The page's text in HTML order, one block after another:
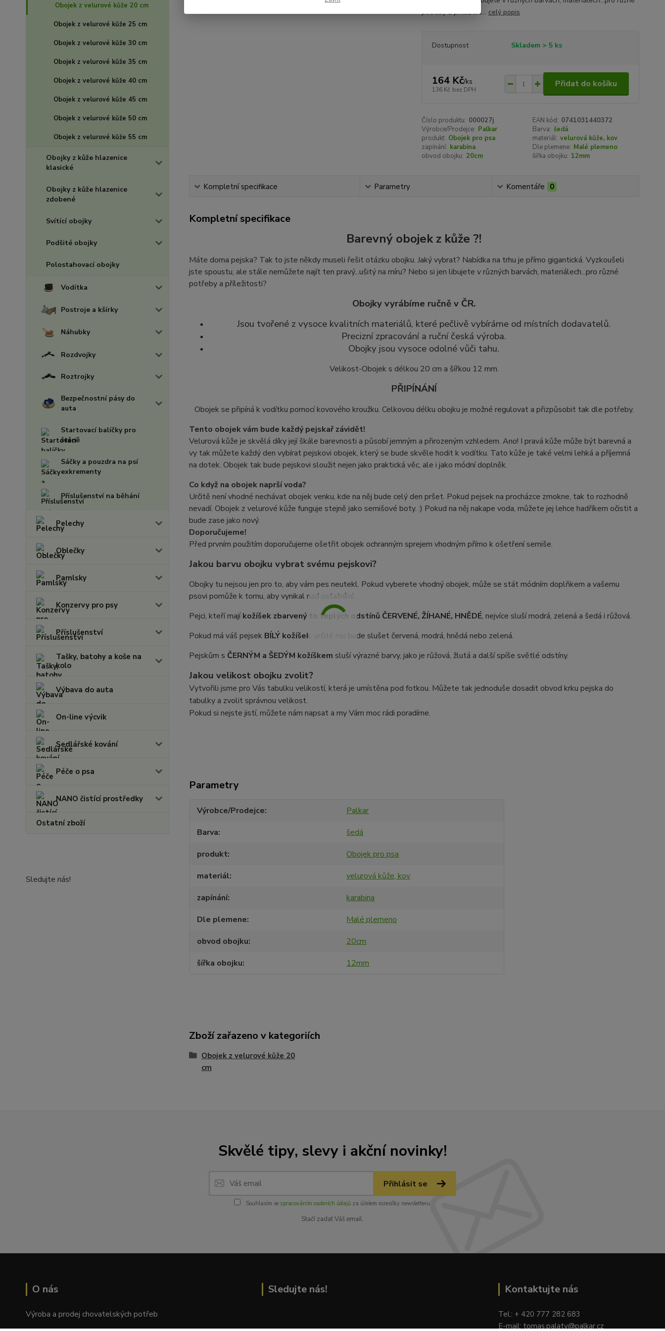
Obojek z velurové kůže 20 cm
Obojek z velurové kůže 25 cm
Obojek z velurové kůže 30 cm
Obojek z velurové kůže 35 cm
Obojek z velurové kůže 40 cm
Obojek z velurové kůže 45 cm
Obojek z velurové kůže 50 cm
Obojek z velurové kůže 55 cm
Obojky z kůže hlazenice
klasické
Obojky z kůže hlazenice
zdobené
Svítící obojky
Podšité obojky
Polostahovací obojky
Vodítka
Postroje a kšírky
Náhubky
Rozdvojky
Roztrojky
Bezpečnostní pásy do
auta
Startovací balíčky pro
štěně
Sáčky a pouzdra na psí
exkrementy
Příslušenství na běhání
Pelechy
Oblečky
Pamlsky
Konzervy pro psy
Příslušenství
Tašky, batohy a koše na
kolo
Výbava do auta
On-line výcvik
Sedlářské kování
Péče o psa
NANO čistící prostředky
Ostatní zboží
Sledujte nás!
potřeby a příležitos... celý popis
Dostupnost Skladem > 5 ks
164 Kč/ks
136 Kč bez DPH
Přidat do košíku
Číslo produktu: 000027j EAN kód: 0741031440372
Výrobce/Prodejce: Palkar Barva: šedá
produkt: Obojek pro psa materiál: velurová kůže, kov
zapínání: karabina Dle plemene: Malé plemeno
obvod obojku: 20cm šířka obojku: 12mm
Kompletní specifikace Parametry Komentáře 0
Kompletní specifikace
Barevný obojek z kůže ?!
Máte doma pejska? Tak to jste někdy museli řešit otázku obojku. Jaký vybrat? Nabídka na trhu je přímo gigantická. Vyzkoušeli
jste spoustu, ale stále nemůžete najít ten pravý...ušitý na míru? Nebo si jen libujete v různých barvách, materiálech...pro různé
potřeby a příležitosti?
Obojky vyrábíme ručně v ČR.
Jsou tvořené z vysoce kvalitních materiálů, které pečlivě vybíráme od místních dodavatelů.
Precizní zpracování a ruční česká výroba.
Obojky jsou vysoce odolné vůči tahu.
Velikost-Obojek s délkou 20 cm a šířkou 12 mm.
PŘIPÍNÁNÍ
Obojek se připíná k vodítku pomocíkovového kroužku. Celkovou délku obojku je možné regulovat a přizpůsobit tak dle potřeby.
Tento obojek vám bude každý pejskař závidět!
Velurová kůže je skvělá díky její škále barevnosti a působí jemným a přirozeným vzhledem. Ano! I pravá kůže může být barevná a
vy tak můžete každý den vybírat pejskovi obojek, který se bude skvěle hodit k vodítku. Tato kůže je také velmi lehká a příjemná
na dotek. Obojek tak bude pejskovi sloužit nejen jako praktická věc, ale i jako módní doplněk.
Co když na obojek naprší voda?
Určitě není vhodné nechávat obojek venku, kde na něj bude celý den pršet. Pokud pejsek na procházce zmokne, tak to rozhodně
nevadí. Obojek z velurové kůže funguje stejně jako semišové boty. :) Pokud na něj nakape voda, můžete jej lehce hadříkem očistit a
bude zase jako nový.
Doporučujeme!
Před prvním použitím doporučujeme ošetřit obojek ochranným sprejem vhodným přímo k ošetření semiše.
Jakou barvu obojku vybrat svému pejskovi?
Obojky tu nejsou jen pro to, aby vám pes neutekl. Pokud vyberete vhodný obojek, může se stát módním doplňkem a vašemu
psovi pomůže k tomu, aby vynikal nad ostatními.
Pejci, kteří majíkožíšek zbarvený to teplých odstínů ČERVENÉ, ŽÍHANÉ, HNĚDÉ, nejvíce sluší modrá, zelená a šedá i růžová.
Pokud má váš pejsek BÍLÝ kožíšek
, určitě mu bude slušet červená, modrá, hnědá nebo zelená.
Pejskům s ČERNÝM a ŠEDÝM kožíškem sluší výrazné barvy, jako je růžová, žlutá a další spíše světlé odstíny.
Jakou velikost obojku zvolit?
Vytvořili jsme pro Vás tabulku velikostí, která je umístěna pod fotkou. Můžete tak jednoduše dosadit obvod krku pejska do
tabulky a zvolit správnou velikost.
Pokud si nejste jistí, můžete nám napsat a my Vám moc rádi poradíme.
Parametry
Výrobce/Prodejce
Palkar
Barva
šedá
produkt
Obojek pro psa
materiál
velurová kůže, kov
zapínání
karabina
Dle plemene
Malé plemeno
obvod obojku
20cm
šířka obojku
12mm
Zboží zařazeno v kategoriích
Obojek z velurové kůže 20
cm
Skvělé tipy, slevy i akční novinky!
Přihlásit se
Souhlasím se zpracováním osobních údajůza účelem rozesílky newsletteru.
Stačí zadat Váš email.
O nás
Výroba a prodej chovatelských potřeb
Sledujte nás! Kontaktujte nás
Tel.: + 420 777 282 683
E-mail: tomas.palaty@palkar.cz